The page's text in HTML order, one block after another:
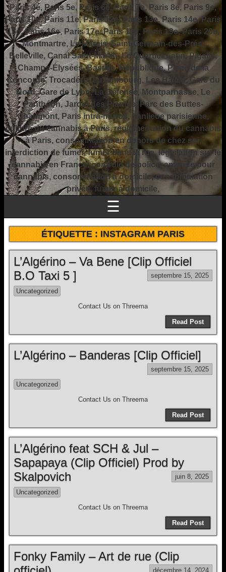
Paris 4e, Paris 5e, Paris 6e, Paris 7e, Paris 8e, Paris 9e,
Paris 10e, Paris 11e, Paris 12e, Paris 13e, Paris 14e, Paris
15e, Paris 16e, Paris 17e, Paris 18e, Paris 19e, Paris 20e,
Montmartre, Le Marais, Saint-Germain-des-Prés,
Belleville, Canal Saint-Martin, Le Quartier Latin, Pigalle,
Champs-Élysées, Bastille, République, Place de la
Concorde, Trocadéro, Luxembourg, Les Halles, Gare du
Nord, Gare de Lyon, La Défense, Montparnasse, Le
Panthéon, Jardin des Plantes, Parc des Buttes-
Chaumont, Paris intra-muros, banlieue parisienne,
culture du cannabis à Paris, réglementation du cannabis
à Paris, consommation en dehors de chez soi,
interdiction de fumer, fumer dans la rue, législation sur le
cannabis en France, contrôle de police, amende pour
cannabis, consommation à domicile, consommation
privée, fumer à domicile,
☰
ÉTIQUETTE :INSTAGRAM PARIS
L’Algérino – Va Bene [Clip Officiel
B.O Taxi 5 ]
septembre 15, 2025
Uncategorized
Contact Us on Threema
Read Post
L’Algérino – Banderas [Clip Officiel]
septembre 15, 2025
Uncategorized
Contact Us on Threema
Read Post
L’Algérino feat SCH & Jul –
Sapapaya (Clip Officiel) Prod by
Skalpovich
juin 8, 2025
Uncategorized
Contact Us on Threema
Read Post
Fonky Family – Art de rue (Clip
décembre 14, 2024